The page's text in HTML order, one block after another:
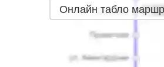
Онлайн табло